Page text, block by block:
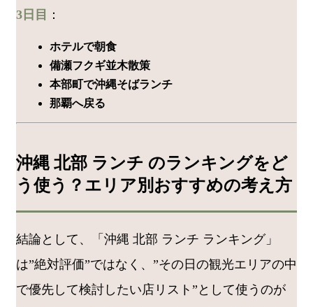
3日目 ：
ホテルで朝食
備瀬フクギ並木散策
本部町で沖縄そばランチ
那覇へ戻る
沖縄 北部 ランチ のランキングをど
う使う？エリア別おすすめの考え方
結論として、「沖縄 北部 ランチ ランキング」
は”絶対評価”ではなく、”その日の観光エリアの中
で優先して検討したい店リスト”として使うのが